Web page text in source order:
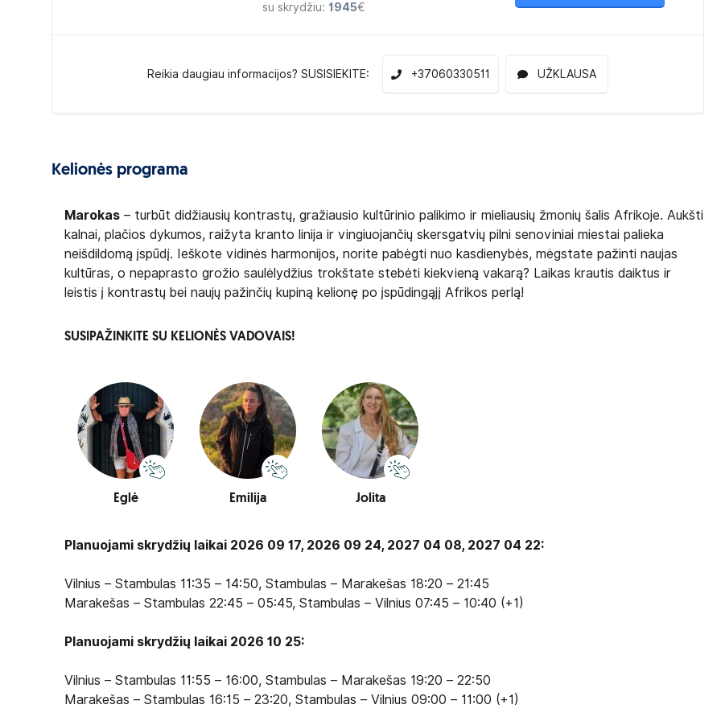
su skrydžiu: 1945€
Reikia daugiau informacijos? SUSISIEKITE: +37060330511 UŽKLAUSA
Kelionės programa
Marokas – turbūt didžiausių kontrastų, gražiausio kultūrinio palikimo ir mieliausių žmonių šalis Afrikoje. Aukšti
kalnai, plačios dykumos, raižyta kranto linija ir vingiuojančių skersgatvių pilni senoviniai miestai palieka
neišdildomą įspūdį. Ieškote vidinės harmonijos, norite pabėgti nuo kasdienybės, mėgstate pažinti naujas
kultūras, o nepaprasto grožio saulėlydžius trokštate stebėti kiekvieną vakarą? Laikas krautis daiktus ir
leistis į kontrastų bei naujų pažinčių kupiną kelionę po įspūdingąjį Afrikos perlą!
SUSIPAŽINKITE SU KELIONĖS VADOVAIS!
Eglė Emilija Jolita
Planuojami skrydžių laikai 2026 09 17, 2026 09 24, 2027 04 08, 2027 04 22:
Vilnius – Stambulas 11:35 – 14:50, Stambulas – Marakešas 18:20 – 21:45
Marakešas – Stambulas 22:45 – 05:45, Stambulas – Vilnius 07:45 – 10:40 (+1)
Planuojami skrydžių laikai 2026 10 25:
Vilnius – Stambulas 11:55 – 16:00, Stambulas – Marakešas 19:20 – 22:50
Marakešas – Stambulas 16:15 – 23:20, Stambulas – Vilnius 09:00 – 11:00 (+1)